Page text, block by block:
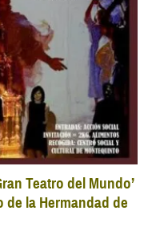
Teatro del Mundo’
de la Hermandad de